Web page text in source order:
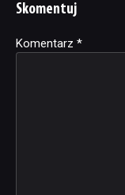
Skomentuj
Komentarz *
Alternative: